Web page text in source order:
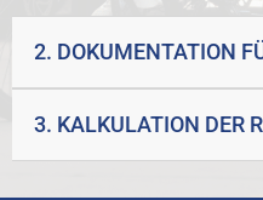
2. DOKUMENTATION
3. KALKULATION DER